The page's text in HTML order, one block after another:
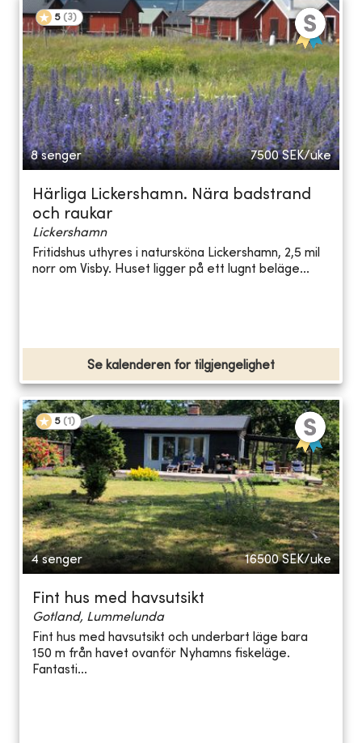
5 (3)
8 senger 7500 SEK/uke
Härliga Lickershamn. Nära badstrand
och raukar
Lickershamn
Fritidshus uthyres i natursköna Lickershamn, 2,5 mil
norr om Visby. Huset ligger på ett lugnt beläge...
Se kalenderen for tilgjengelighet
5 (1 )
4 senger 16500 SEK/uke
Fint hus med havsutsikt
Gotland, Lummelunda
Fint hus med havsutsikt och underbart läge bara
150 m från havet ovanför Nyhamns fiskeläge.
Fantasti...